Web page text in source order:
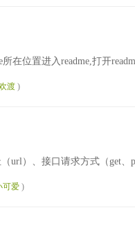
在位置进入readme,打开
渡 )
）、接口请求方式（get、
可爱 )